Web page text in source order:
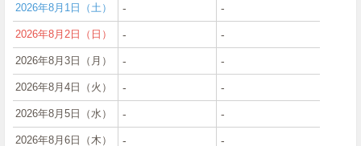
2026年8月1日（土） ‐ ‐
2026年8月2日（日） ‐ ‐
2026年8月3日（月） ‐ ‐
2026年8月4日（火） ‐ ‐
2026年8月5日（水） ‐ ‐
2026年8月6日（木） ‐ ‐